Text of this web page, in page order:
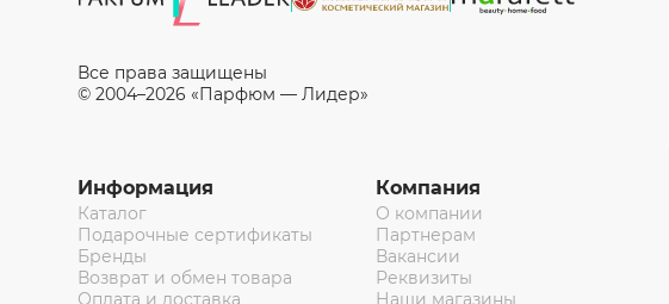
Все права защищены
© 2004–2026 «Парфюм — Лидер»
Информация
Каталог
Подарочные сертификаты
Бренды
Возврат и обмен товара
Оплата и доставка
Компания
О компании
Партнерам
Вакансии
Реквизиты
Наши магазины